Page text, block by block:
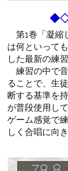
◆◇
第1巻「凝縮
は何といって
した最新の練習
練習の中で
ることで、生
断する基準を
が普段使用し
ゲーム感覚で
しく合唱に向